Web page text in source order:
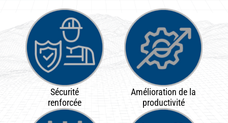
Sécurité
renforcée
Amélioration de la
productivité